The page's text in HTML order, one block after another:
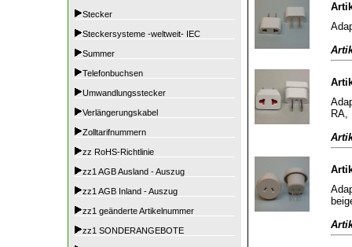
Stecker
Steckersysteme -weltweit- IEC
Summer
Telefonbuchsen
Umwandlungsstecker
Verlängerungskabel
Zolltarifnummern
zz RoHS-Richtlinie
zz1 AGB Ausland - Auszug
zz1 AGB Inland - Auszug
zz1 geänderte Artikelnummer
zz1 SONDERANGEBOTE
RA,